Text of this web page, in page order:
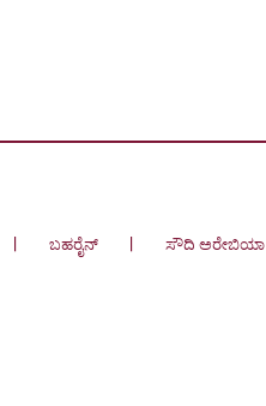
ಬಹರೈನ್ ಸೌದಿ ಅರೇಬಿಯಾ